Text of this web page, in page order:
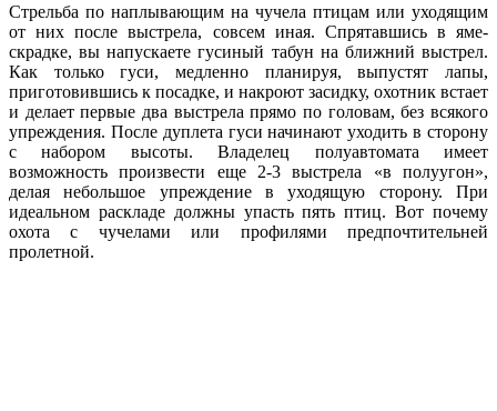
Стрельба по наплывающим на чучела птицам или уходящим
от них после выстрела, совсем иная. Спрятавшись в яме-
скрадке, вы напускаете гусиный табун на ближний выстрел.
Как только гуси, медленно планируя, выпустят лапы,
приготовившись к посадке, и накроют засидку, охотник встает
и делает первые два выстрела прямо по головам, без всякого
упреждения. После дуплета гуси начинают уходить в сторону
с набором высоты. Владелец полуавтомата имеет
возможность произвести еще 2-3 выстрела «в полуугон»,
делая небольшое упреждение в уходящую сторону. При
идеальном раскладе должны упасть пять птиц. Вот почему
охота с чучелами или профилями предпочтительней
пролетной.